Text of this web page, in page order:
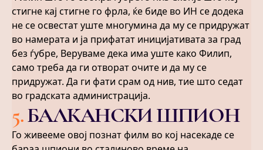
стигне кај стигне го фрла, ќе биде во ИН се додека
не се освестат уште многумина да му се придружат
во намерата и ја прифатат иницијативата за град
без ѓубре, Веруваме дека има уште како Филип,
само треба да ги отворат очите и да му се
придружат. Да ги фати срам од нив, тие што седат
во градската администрација.
5.БАЛКАНСКИ ШПИОН
Го живееме овој познат филм во кој насекаде се